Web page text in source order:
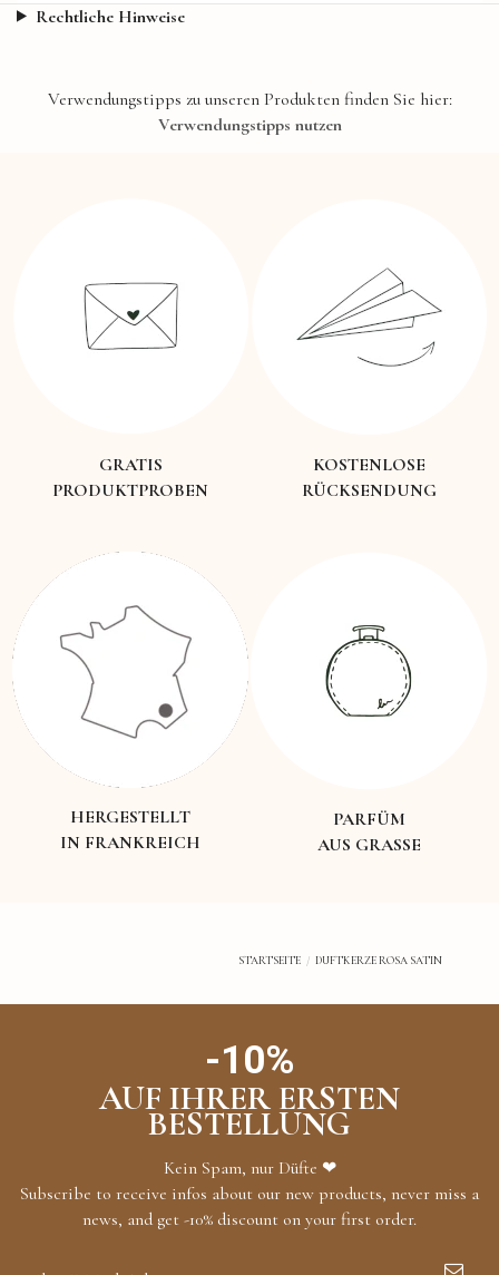
Rechtliche Hinweise
Verwendungstipps zu unseren Produkten finden Sie hier:
Verwendungstipps nutzen
GRATIS
PRODUKTPROBEN
KOSTENLOSE
RÜCKSENDUNG
HERGESTELLT
IN FRANKREICH
PARFÜM
AUS GRASSE
STARTSEITE DUFTKERZE ROSA SATIN
-10%
AUF IHRER ERSTEN
BESTELLUNG
Kein Spam, nur Düfte ❤
Subscribe to receive infos about our new products, never miss a
news, and get -10% discount on your first order.